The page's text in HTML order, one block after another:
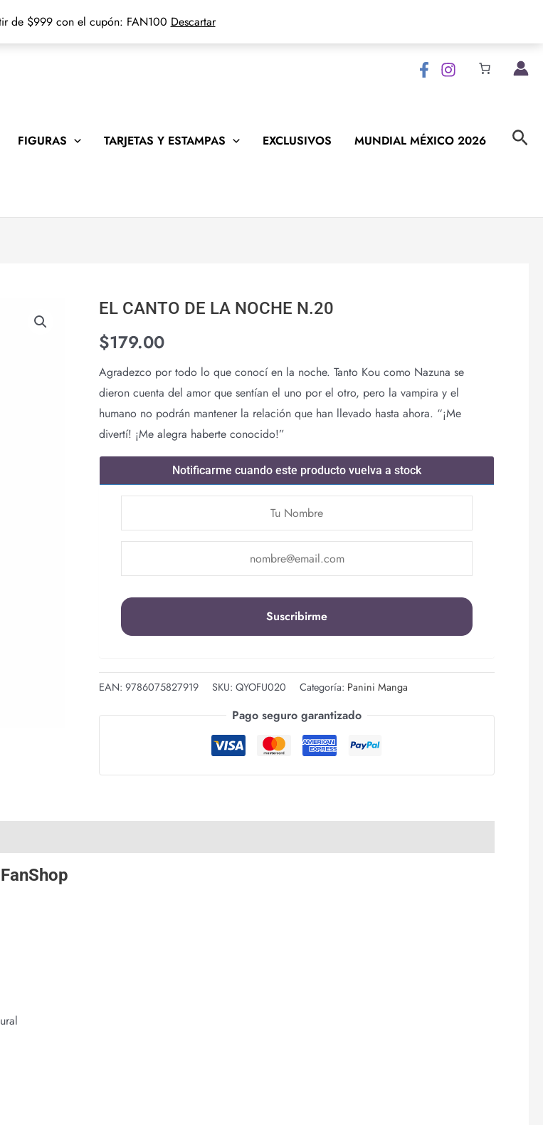
de $999 con el cupón: FAN100 Descartar
FIGURAS TARJETAS Y ESTAMPAS EXCLUSIVOS MUNDIAL MÉXICO 2026
EL CANTO DE LA NOCHE N.20
$179.00
Agradezco por todo lo que conocí en la noche. Tanto Kou como Nazuna se
dieron cuenta del amor que sentían el uno por el otro, pero la vampira y el
humano no podrán mantener la relación que han llevado hasta ahora. “¡Me
divertí! ¡Me alegra haberte conocido!”
Notificarme cuando este producto vuelva a stock
EAN:9786075827919 SKU:QYOFU020 Categoría: Panini Manga
Pago seguro garantizado
FanShop